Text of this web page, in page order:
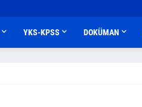
YKS-KPSS DOKÜMAN